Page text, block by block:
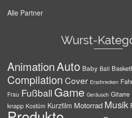
Alle Partner
Wurst-
AnimationAuto Baby Ball
Compilation Cover Erschrecken
Frau Fußball Game Geräusch Gitarre
knapp Kostüm Kurzfilm Motorrad Musik